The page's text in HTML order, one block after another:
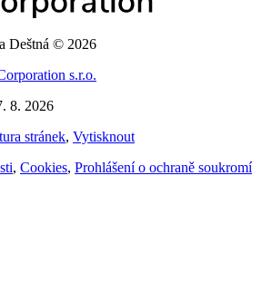
Deštná © 2026
s.r.o.
8. 2026
stránek, Vytisknout
, Cookies, Prohlášení o ochraně soukromí